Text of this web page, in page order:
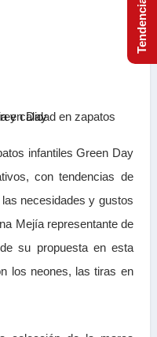
infantiles Green Day
con tendencias de
necesidades y gustos
Mejía representante de
su propuesta en esta
los neones, las tiras en